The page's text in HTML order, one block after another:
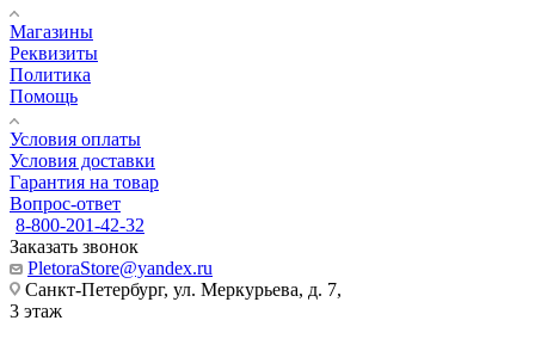
Магазины
Реквизиты
Политика
Помощь
Условия оплаты
Условия доставки
Гарантия на товар
Вопрос-ответ
8-800-201-42-32
Заказать звонок
PletoraStore@yandex.ru
Санкт-Петербург, ул. Меркурьева, д. 7,
3 этаж